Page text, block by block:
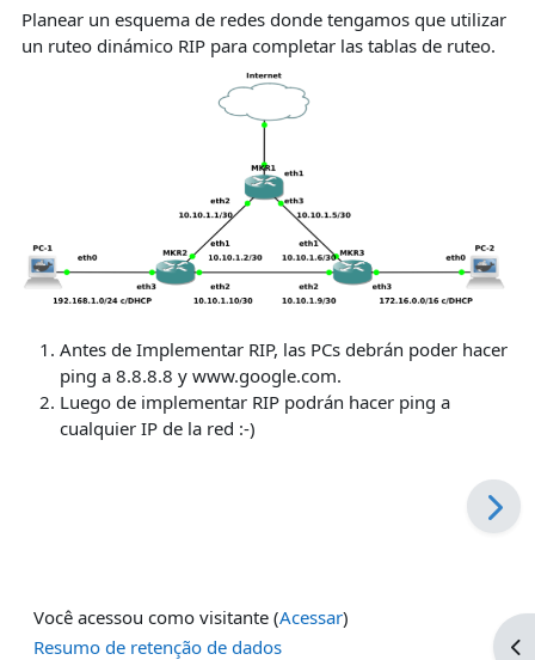
Planear un esquema de redes donde tengamos que utilizar
un ruteo dinámico RIP para completar las tablas de ruteo.
Antes de Implementar RIP, las PCs debrán poder hacer
ping a 8.8.8.8 y www.google.com.
Luego de implementar RIP podrán hacer ping a
cualquier IP de la red :-)
Você acessou como visitante (Acessar)
Resumo de retenção de dados